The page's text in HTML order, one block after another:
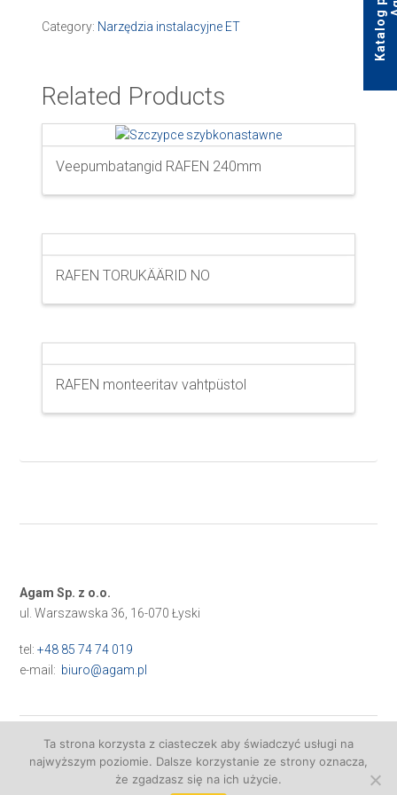
Category: Narzędzia instalacyjne ET
Related Products
Veepumbatangid RAFEN 240mm
RAFEN TORUKÄÄRID NO
RAFEN monteeritav vahtpüstol
Agam Sp. z o.o.
ul. Warszawska 36, 16-070 Łyski
tel:+48 85 74 74 019
e-mail: biuro@agam.pl
VISUALPROMO
Ta strona korzysta z ciasteczek aby świadczyć usługi na
najwyższym poziomie. Dalsze korzystanie ze strony oznacza,
że zgadzasz się na ich użycie.